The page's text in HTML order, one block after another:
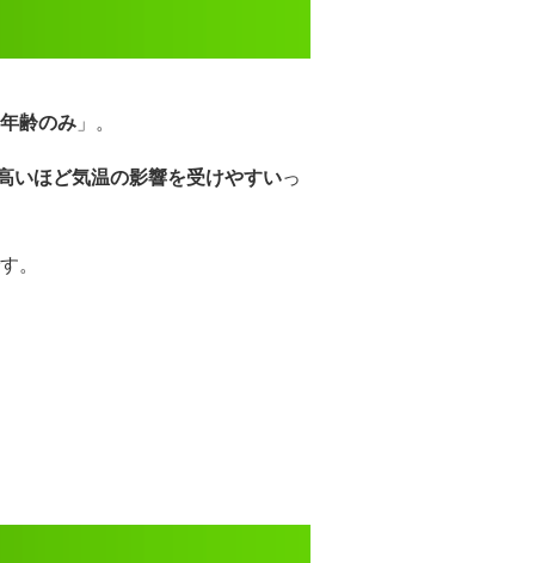
年齢のみ 」。
いほど気温の影響を受けやすいっ
。